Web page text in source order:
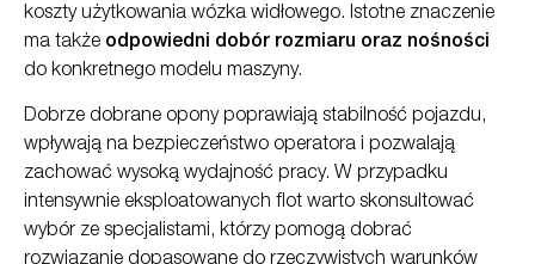
koszty użytkowania wózka widłowego. Istotne znaczenie
ma także odpowiedni dobór rozmiaru oraz nośności
do konkretnego modelu maszyny.
Dobrze dobrane opony poprawiają stabilność pojazdu,
wpływają na bezpieczeństwo operatora i pozwalają
zachować wysoką wydajność pracy. W przypadku
intensywnie eksploatowanych flot warto skonsultować
wybór ze specjalistami, którzy pomogą dobrać